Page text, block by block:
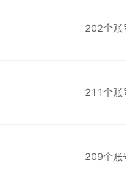
202个账
211个账
209个账